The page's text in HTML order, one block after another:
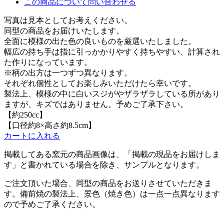
この商品について問い合わせる
写真は見本としてお考えください。
同型の商品をお届けいたします。
全面に模様の出た色の良いものを厳選いたしました。
幅広の持ち手は指に引っかかりやすく持ちやすい、計算され
た作りになっています。
※柄の出方は一つずつ異なります。
それぞれ個性としてお楽しみいただけたら幸いです。
製法上、模様の中に白いスジがやザラザラしている所があり
ますが、キズではありません。予めご了承下さい。
【約250cc】
【口径約8×高さ約8.5cm】
カートに入れる
掲載してある窯元の商品画像は、
「掲載の現品をお届けしま
す」と書かれている場合を除き、サンプルとなります。
ご注文頂いた場合、同型の商品をお送りさせていただきま
す。備前焼の製法上、景色（焼き色）は一点一点異なります
ので予めご了承ください。